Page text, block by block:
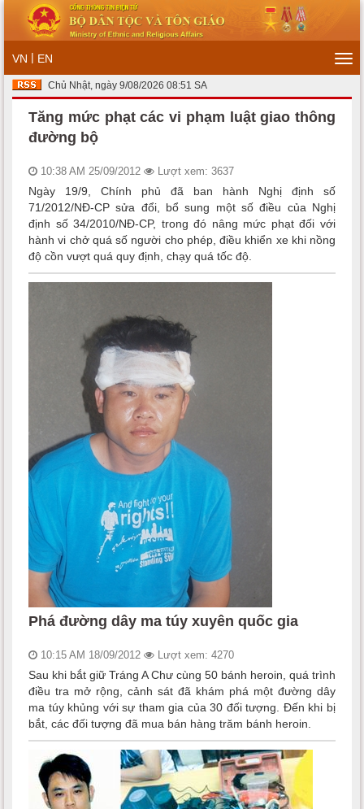
VN | EN
Chủ Nhật, ngày 9/08/2026 08:51 SA
Tăng mức phạt các vi phạm luật giao thông
đường bộ
10:38 AM 25/09/2012 Lượt xem: 3637
Ngày 19/9, Chính phủ đã ban hành Nghị định số
71/2012/NĐ-CP sửa đổi, bổ sung một số điều của Nghị
định số 34/2010/NĐ-CP, trong đó nâng mức phạt đối với
hành vi chở quá số người cho phép, điều khiển xe khi nồng
độ cồn vượt quá quy định, chạy quá tốc độ.
Phá đường dây ma túy xuyên quốc gia
10:15 AM 18/09/2012 Lượt xem: 4270
Sau khi bắt giữ Tráng A Chư cùng 50 bánh heroin, quá trình
điều tra mở rộng, cảnh sát đã khám phá một đường dây
ma túy khủng với sự tham gia của 30 đối tượng. Đến khi bị
bắt, các đối tượng đã mua bán hàng trăm bánh heroin.